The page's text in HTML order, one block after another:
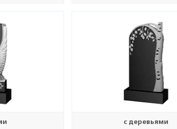
с деревьями